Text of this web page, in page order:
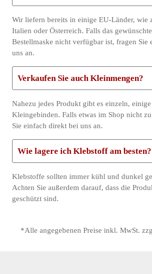
Wir liefern bereits in einige EU-Länder, wie
Italien oder Österreich. Falls das
Bestellmaske nicht verfügbar ist, fragen Sie
uns an.
Verkaufen Sie auch Kleinmengen?
Nahezu jedes Produkt gibt es einzeln,
Kleingebinden. Falls etwas im Shop nicht
Sie einfach direkt bei uns an.
Wie lagere ich Klebstoff am besten?
Klebstoffe sollten immer kühl und dunkel
Achten Sie außerdem darauf, dass die
geschützt sind.
*Alle angegebenen Preise inkl. MwSt.